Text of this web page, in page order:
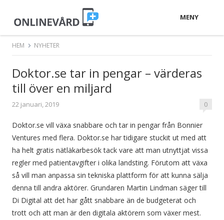
MENY
HEM NYHETER
Doktor.se tar in pengar – värderas
till över en miljard
22 januari, 2019 0
Doktor.se vill växa snabbare och tar in pengar från Bonnier
Ventures med flera. Doktor.se har tidigare stuckit ut med att
ha helt gratis nätläkarbesök tack vare att man utnyttjat vissa
regler med patientavgifter i olika landsting. Förutom att växa
så vill man anpassa sin tekniska plattform för att kunna sälja
denna till andra aktörer. Grundaren Martin Lindman säger till
Di Digital att det har gått snabbare än de budgeterat och
trott och att man är den digitala aktörern som växer mest.